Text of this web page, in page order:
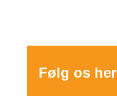
Følg os her